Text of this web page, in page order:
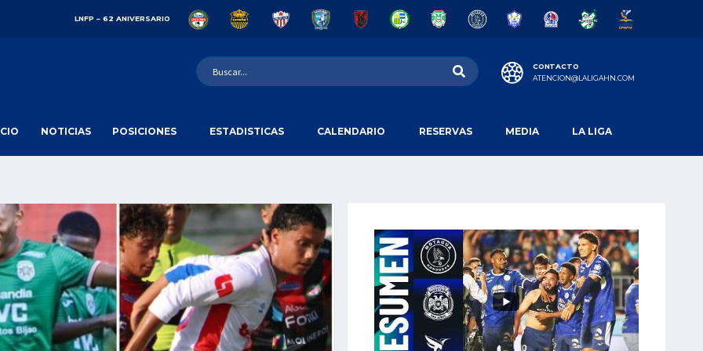
LNFP – 62 ANIVERSARIO
CONTACTO
ATENCION@LALIGAHN.COM
NOTICIAS POSICIONES ESTADISTICAS CALENDARIO RESERVAS MEDIA LA LIGA